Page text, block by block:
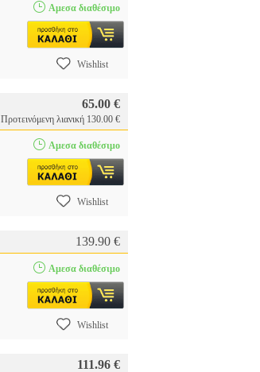
Αμεσα διαθέσιμο
Wishlist
65.00 €
Προτεινόμενη λιανική 130.00 €
Αμεσα διαθέσιμο
Wishlist
139.90 €
Αμεσα διαθέσιμο
Wishlist
111.96 €